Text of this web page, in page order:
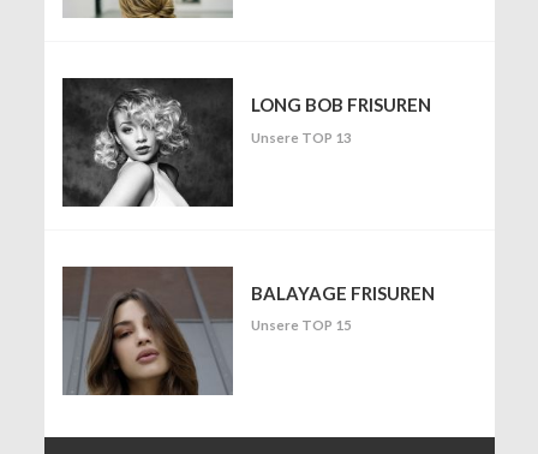
LONG BOB FRISUREN
Unsere TOP 13
BALAYAGE FRISUREN
Unsere TOP 15